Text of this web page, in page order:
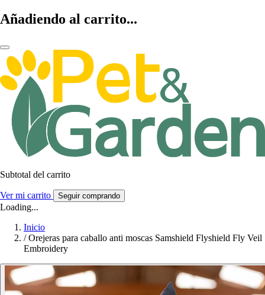
Añadiendo al carrito...
Subtotal del carrito
Ver mi carrito Seguir comprando
Loading...
Inicio
/ Orejeras para caballo anti moscas Samshield Flyshield Fly Veil
Embroidery